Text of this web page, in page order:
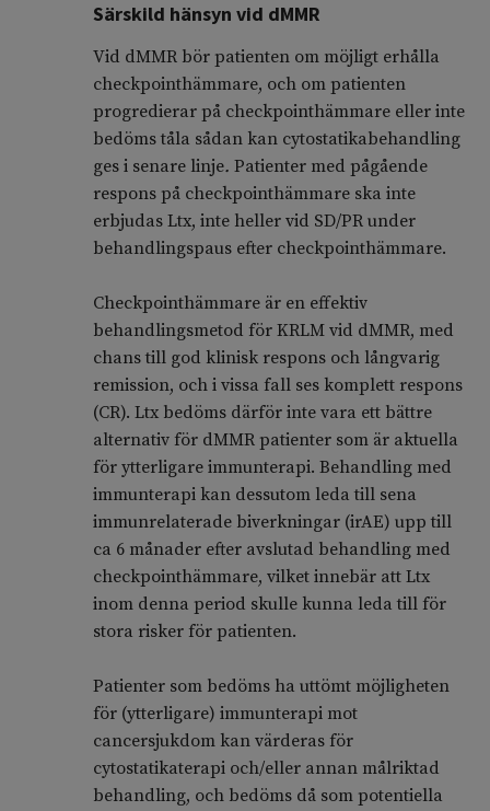
Särskild hänsyn vid dMMR
Vid dMMR bör patienten om möjligt erhålla
checkpointhämmare, och om patienten
progredierar på checkpointhämmare eller inte
bedöms tåla sådan kan cytostatikabehandling
ges i senare linje. Patienter med pågående
respons på checkpointhämmare ska inte
erbjudas Ltx, inte heller vid SD/PR under
behandlingspaus efter checkpointhämmare.
Checkpointhämmare är en effektiv
behandlingsmetod för KRLM vid dMMR, med
chans till god klinisk respons och långvarig
remission, och i vissa fall ses komplett respons
(CR). Ltx bedöms därför inte vara ett bättre
alternativ för dMMR patienter som är aktuella
för ytterligare immunterapi. Behandling med
immunterapi kan dessutom leda till sena
immunrelaterade biverkningar (irAE) upp till
ca 6 månader efter avslutad behandling med
checkpointhämmare, vilket innebär att Ltx
inom denna period skulle kunna leda till för
stora risker för patienten.
Patienter som bedöms ha uttömt möjligheten
för (ytterligare) immunterapi mot
cancersjukdom kan värderas för
cytostatikaterapi och/eller annan målriktad
behandling, och bedöms då som potentiella